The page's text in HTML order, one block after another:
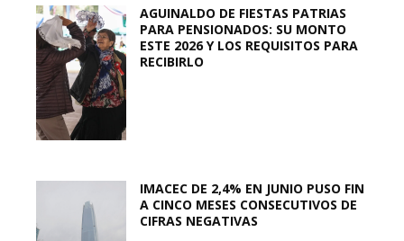
AGUINALDO DE FIESTAS PATRIAS
PARA PENSIONADOS: SU MONTO
ESTE 2026 Y LOS REQUISITOS PARA
RECIBIRLO
IMACEC DE 2,4% EN JUNIO PUSO FIN
A CINCO MESES CONSECUTIVOS DE
CIFRAS NEGATIVAS